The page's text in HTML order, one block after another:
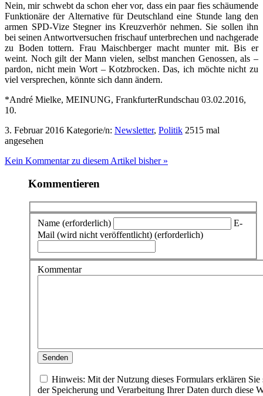
Nein, mir schwebt da schon eher vor, dass ein paar fies schäumende
Funktionäre der Alternative für Deutschland eine Stunde lang den
armen SPD-Vize Stegner ins Kreuzverhör nehmen. Sie sollen ihn
bei seinen Antwortversuchen frischauf unterbrechen und nachgerade
zu Boden tottern. Frau Maischberger macht munter mit. Bis er
weint. Noch gilt der Mann vielen, selbst manchen Genossen, als –
pardon, nicht mein Wort – Kotzbrocken. Das, ich möchte nicht zu
viel versprechen, könnte sich dann ändern.
*André Mielke, MEINUNG, FrankfurterRundschau 03.02.2016,
10.
3. Februar 2016 Kategorie/n: Newsletter, Politik 2515 mal
angesehen
Kein Kommentar zu diesem Artikel bisher »
Kommentieren
Name (erforderlich)
E-
Mail (wird nicht veröffentlicht) (erforderlich)
Kommentar
Hinweis: Mit der Nutzung dieses Formulars erklären Sie
der Speicherung und Verarbeitung Ihrer Daten durch diese